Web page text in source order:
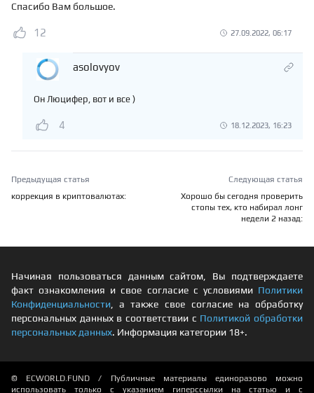
Спасибо Вам большое.
12 27.09.2022, 06:17
asolovyov
Он Люцифер, вот и все )
4 18.12.2023, 16:23
Предыдущая статья
коррекция в криптовалютах:
Следующая статья
Хорошо бы сегодня проверить
стопы тех, кто набирал лонг
недели 2 назад:
Начиная пользоваться данным сайтом, Вы подтверждаете
факт ознакомления и свое согласие с условиями Политики
Конфиденциальности , а также свое согласие на обработку
персональных данных в соответствии с Политикой обработки
персональных данных. Информация категории 18+.
© ECWORLD.FUND / Публичные материалы единоразово можно
использовать только с указанием гиперссылки на статью и с